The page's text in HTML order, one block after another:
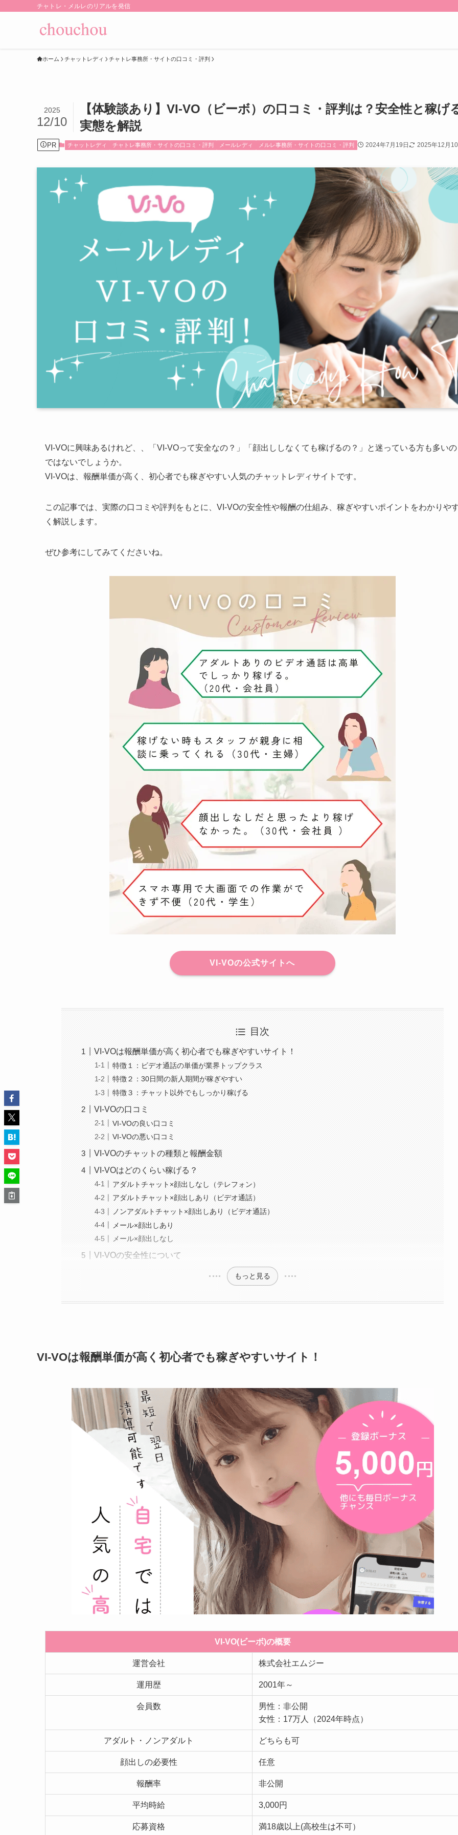
チャトレ・メルレのリアルを発信
ホーム チャットレディ チャトレ事務所・サイトの口コミ・評判
【体験談あり】VI-VO（ビーボ）の口コミ・評判は？安全性と稼げ
実態を解説
2025
12/10
PR チャットレディ チャトレ事務所・サイトの口コミ・評判 メールレディ メルレ事務所・サイトの口コミ・評判 2024年7月19日 2025年12月
VI-VOに興味あるけれど、、「VI-VOって安全なの？」「顔出ししなくても稼げるの？」と迷っている方も多いの
ではないでしょうか。
VI-VOは、報酬単価が高く、初心者でも稼ぎやすい人気のチャットレディサイトです。
この記事では、実際の口コミや評判をもとに、VI-VOの安全性や報酬の仕組み、稼ぎやすいポイントをわかりや
く解説します。
ぜひ参考にしてみてくださいね。
VI-VOの公式サイトへ
目次
VI-VOは報酬単価が高く初心者でも稼ぎやすいサイト！
特徴１：ビデオ通話の単価が業界トップクラス
特徴２：30日間の新人期間が稼ぎやすい
特徴３：チャット以外でもしっかり稼げる
VI-VOの口コミ
VI-VOの良い口コミ
VI-VOの悪い口コミ
VI-VOのチャットの種類と報酬金額
VI-VOはどのくらい稼げる？
アダルトチャット×顔出しなし（テレフォン）
アダルトチャット×顔出しあり（ビデオ通話）
ノンアダルトチャット×顔出しあり（ビデオ通話）
メール×顔出しあり
メール×顔出しなし
VI-VOの安全性について
もっと見る
VI-VOは報酬単価が高く初心者でも稼ぎやすいサイト！
VI-VO(ビーボ)の概要
運営会社 株式会社エムジー
運用歴 2001年～
会員数
男性：非公開
女性：17万人（2024年時点）
アダルト・ノンアダルト どちらも可
顔出しの必要性 任意
報酬率 非公開
平均時給 3,000円
応募資格 満18歳以上(高校生は不可）